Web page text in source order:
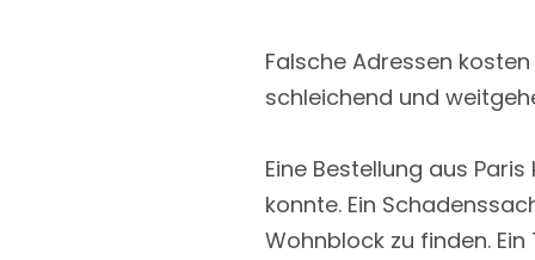
Falsche Adressen
schleichend und
Eine Bestellung aus
konnte. Ein
Wohnblock zu finden.